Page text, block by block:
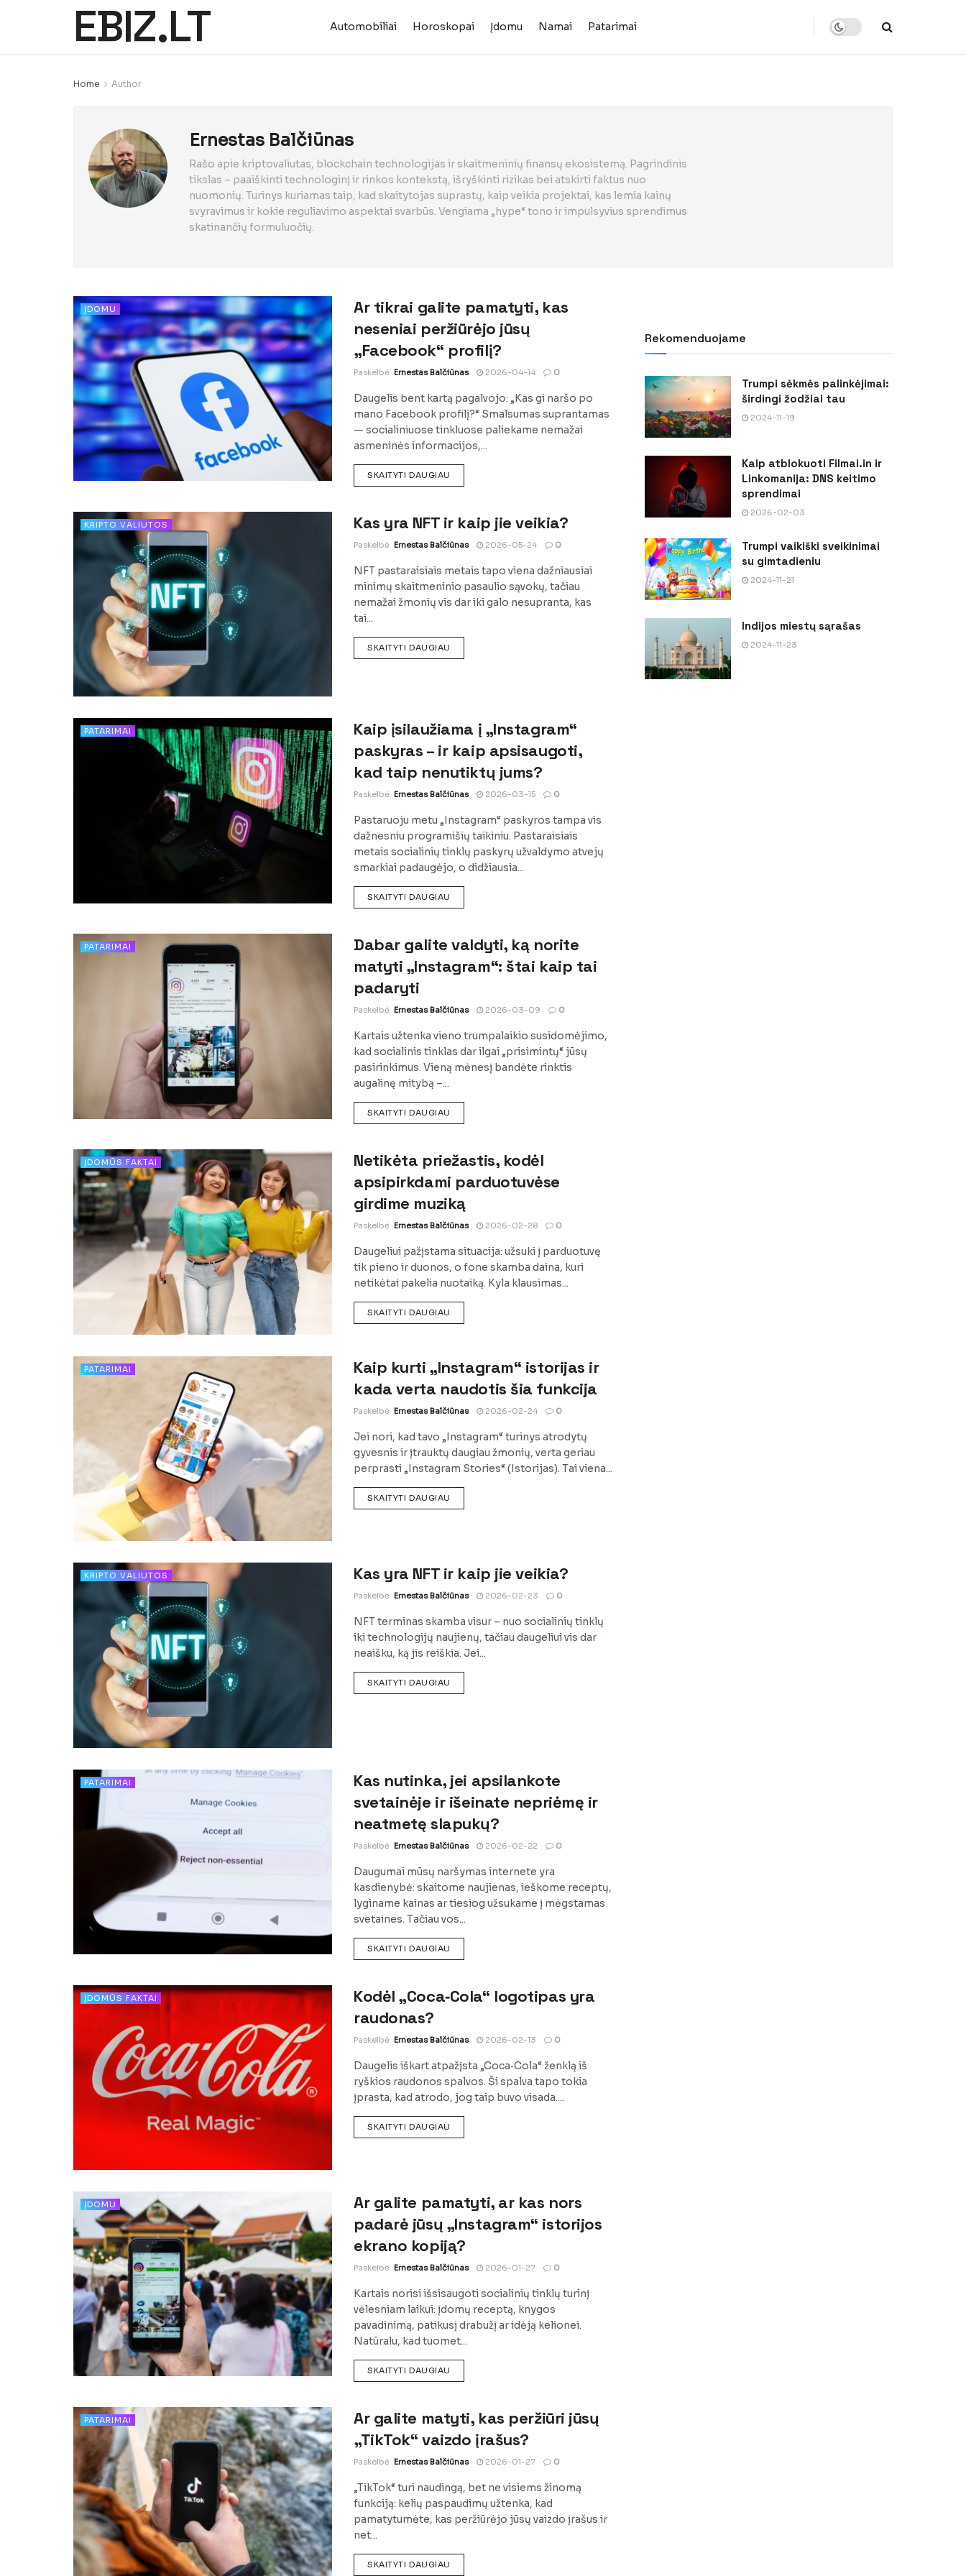
EBIZ.LT Automobiliai Horoskopai Įdomu Namai Patarimai
Home Author
Ernestas Balčiūnas
Rašo apie kriptovaliutas, blockchain technologijas ir skaitmeninių finansų ekosistemą. Pagrindinis
tikslas – paaiškinti technologinį ir rinkos kontekstą, išryškinti rizikas bei atskirti faktus nuo
nuomonių. Turinys kuriamas taip, kad skaitytojas suprastų, kaip veikia projektai, kas lemia kainų
svyravimus ir kokie reguliavimo aspektai svarbūs. Vengiama „hype“ tono ir impulsyvius sprendimus
skatinančių formuluočių.
ĮDOMU
Ar tikrai galite pamatyti, kas
neseniai peržiūrėjo jūsų
„Facebook“ profilį?
Paskelbė Ernestas Balčiūnas 2026-04-14 0
Daugelis bent kartą pagalvojo: „Kas gi naršo po
mano Facebook profilį?“ Smalsumas suprantamas
— socialiniuose tinkluose paliekame nemažai
asmeninės informacijos,...
SKAITYTI DAUGIAU
KRIPTO VALIUTOS Kas yra NFT ir kaip jie veikia?
Paskelbė Ernestas Balčiūnas 2026-05-24 0
NFT pastaraisiais metais tapo viena dažniausiai
minimų skaitmeninio pasaulio sąvokų, tačiau
nemažai žmonių vis dar iki galo nesupranta, kas
tai...
SKAITYTI DAUGIAU
PATARIMAI
Kaip įsilaužiama į „Instagram“
paskyras – ir kaip apsisaugoti,
kad taip nenutiktų jums?
Paskelbė Ernestas Balčiūnas 2026-03-15 0
Pastaruoju metu „Instagram“ paskyros tampa vis
dažnesniu programišių taikiniu. Pastaraisiais
metais socialinių tinklų paskyrų užvaldymo atvejų
smarkiai padaugėjo, o didžiausia...
SKAITYTI DAUGIAU
PATARIMAI
Dabar galite valdyti, ką norite
matyti „Instagram“: štai kaip tai
padaryti
Paskelbė Ernestas Balčiūnas 2026-03-09 0
Kartais užtenka vieno trumpalaikio susidomėjimo,
kad socialinis tinklas dar ilgai „prisimintų“ jūsų
pasirinkimus. Vieną mėnesį bandėte rinktis
augalinę mitybą –...
SKAITYTI DAUGIAU
ĮDOMŪS FAKTAI
Netikėta priežastis, kodėl
apsipirkdami parduotuvėse
girdime muziką
Paskelbė Ernestas Balčiūnas 2026-02-28 0
Daugeliui pažįstama situacija: užsuki į parduotuvę
tik pieno ir duonos, o fone skamba daina, kuri
netikėtai pakelia nuotaiką. Kyla klausimas...
SKAITYTI DAUGIAU
PATARIMAI
Kaip kurti „Instagram“ istorijas ir
kada verta naudotis šia funkcija
Paskelbė Ernestas Balčiūnas 2026-02-24 0
Jei nori, kad tavo „Instagram“ turinys atrodytų
gyvesnis ir įtrauktų daugiau žmonių, verta geriau
perprasti „Instagram Stories“ (Istorijas). Tai viena...
SKAITYTI DAUGIAU
KRIPTO VALIUTOS Kas yra NFT ir kaip jie veikia?
Paskelbė Ernestas Balčiūnas 2026-02-23 0
NFT terminas skamba visur – nuo socialinių tinklų
iki technologijų naujienų, tačiau daugeliui vis dar
neaišku, ką jis reiškia. Jei...
SKAITYTI DAUGIAU
PATARIMAI
Kas nutinka, jei apsilankote
svetainėje ir išeinate nepriėmę ir
neatmetę slapukų?
Paskelbė Ernestas Balčiūnas 2026-02-22 0
Daugumai mūsų naršymas internete yra
kasdienybė: skaitome naujienas, ieškome receptų,
lyginame kainas ar tiesiog užsukame į mėgstamas
svetaines. Tačiau vos...
SKAITYTI DAUGIAU
ĮDOMŪS FAKTAI
Kodėl „Coca‑Cola“ logotipas yra
raudonas?
Paskelbė Ernestas Balčiūnas 2026-02-13 0
Daugelis iškart atpažįsta „Coca‑Cola“ ženklą iš
ryškios raudonos spalvos. Ši spalva tapo tokia
įprasta, kad atrodo, jog taip buvo visada....
SKAITYTI DAUGIAU
ĮDOMU
Ar galite pamatyti, ar kas nors
padarė jūsų „Instagram“ istorijos
ekrano kopiją?
Paskelbė Ernestas Balčiūnas 2026-01-27 0
Kartais norisi išsisaugoti socialinių tinklų turinį
vėlesniam laikui: įdomų receptą, knygos
pavadinimą, patikusį drabužį ar idėją kelionei.
Natūralu, kad tuomet...
SKAITYTI DAUGIAU
PATARIMAI
Ar galite matyti, kas peržiūri jūsų
„TikTok“ vaizdo įrašus?
Paskelbė Ernestas Balčiūnas 2026-01-27 0
„TikTok“ turi naudingą, bet ne visiems žinomą
funkciją: kelių paspaudimų užtenka, kad
pamatytumėte, kas peržiūrėjo jūsų vaizdo įrašus ir
net...
SKAITYTI DAUGIAU
Rekomenduojame
Trumpi sėkmės palinkėjimai:
širdingi žodžiai tau
2024-11-19
Kaip atblokuoti Filmai.in ir
Linkomanija: DNS keitimo
sprendimai
2026-02-03
Trumpi vaikiški sveikinimai
su gimtadieniu
2024-11-21
Indijos miestų sąrašas
2024-11-23